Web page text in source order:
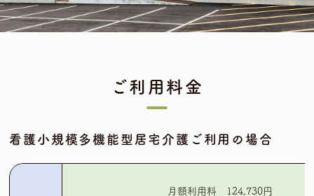
ご利用料金
看護小規模多機能型居宅介護ご利用の場合
月額利用料 124,730円